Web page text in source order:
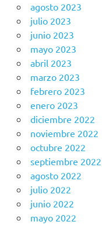
agosto 2023
julio 2023
junio 2023
mayo 2023
abril 2023
marzo 2023
febrero 2023
enero 2023
diciembre 2022
noviembre 2022
octubre 2022
septiembre 2022
agosto 2022
julio 2022
junio 2022
mayo 2022